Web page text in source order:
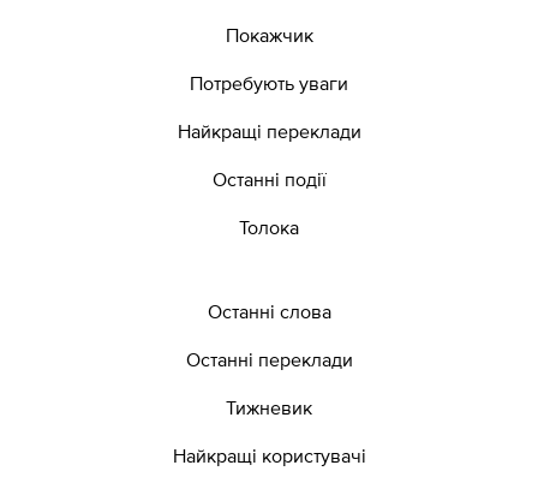
Покажчик
Потребують уваги
Найкращі переклади
Останні події
Толока
Останні слова
Останні переклади
Тижневик
Найкращі користувачі